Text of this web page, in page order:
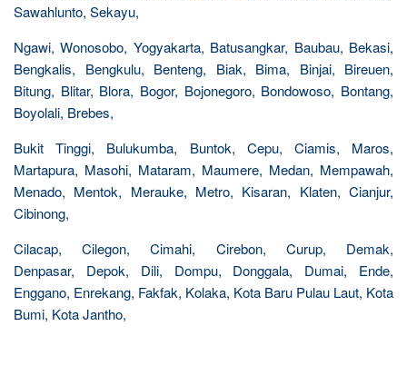
Sawahlunto, Sekayu,
Ngawi, Wonosobo, Yogyakarta, Batusangkar, Baubau, Bekasi,
Bengkalis, Bengkulu, Benteng, Biak, Bima, Binjai, Bireuen,
Bitung, Blitar, Blora, Bogor, Bojonegoro, Bondowoso, Bontang,
Boyolali, Brebes,
Bukit Tinggi, Bulukumba, Buntok, Cepu, Ciamis, Maros,
Martapura, Masohi, Mataram, Maumere, Medan, Mempawah,
Menado, Mentok, Merauke, Metro, Kisaran, Klaten, Cianjur,
Cibinong,
Cilacap, Cilegon, Cimahi, Cirebon, Curup, Demak,
Denpasar, Depok, Dili, Dompu, Donggala, Dumai, Ende,
Enggano, Enrekang, Fakfak, Kolaka, Kota Baru Pulau Laut, Kota
Bumi, Kota Jantho,